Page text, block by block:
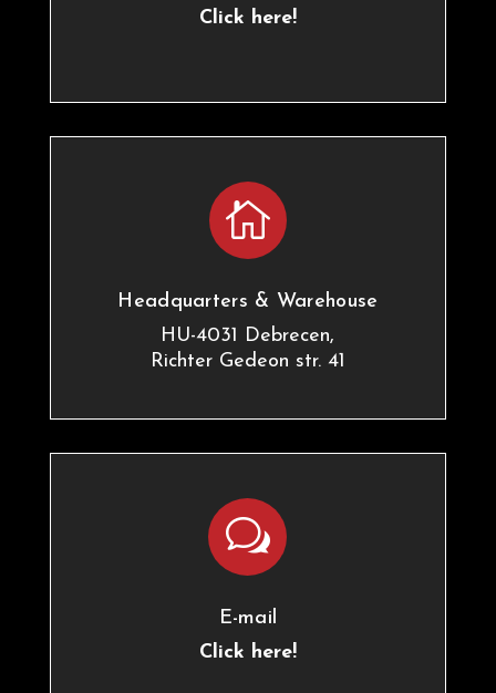
Click here!

Headquarters & Warehouse
HU-4031 Debrecen,
Richter Gedeon str. 41
w
E-mail
Click here!